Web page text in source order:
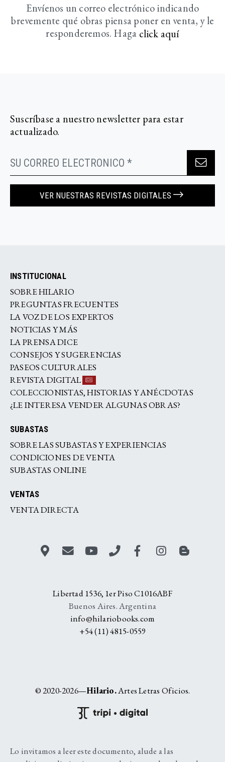
Envíenos un correo electrónico indicando
brevemente qué obras piensa poner en venta, y le
responderemos. Haga click aquí­
Suscríbase a nuestro newsletter para estar
actualizado.
VER NUESTRAS REVISTAS DIGITALES
INSTITUCIONAL
SOBRE HILARIO
PREGUNTAS FRECUENTES
LA VOZ DE LOS EXPERTOS
NOTICIAS Y MÁS
LA PRENSA DICE
CONSEJOS Y SUGERENCIAS
PASEOS CULTURALES
REVISTA DIGITAL
COLECCIONISTAS, HISTORIAS Y ANÉCDOTAS
¿LE INTERESA VENDER ALGUNAS OBRAS?
SUBASTAS
SOBRE LAS SUBASTAS Y EXPERIENCIAS
CONDICIONES DE VENTA
SUBASTAS ONLINE
VENTAS
VENTA DIRECTA
Libertad 1536, 1er Piso C1016ABF
Buenos Aires. Argentina
info@hilariobooks.com
+54 (11) 4815-0559
© 2020-2026—Hilario.Artes Letras Oficios.
Lo invitamos a leer este documento, alude a las